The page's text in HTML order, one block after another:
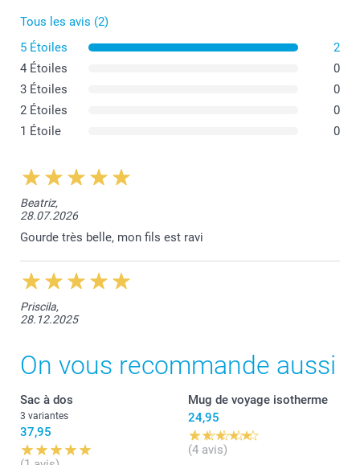
Tous les avis (2)
5 Étoiles
2
4 Étoiles
0
3 Étoiles
0
2 Étoiles
0
1 Étoile
0
Beatriz,
28.07.2026
Gourde très belle, mon fils est ravi
Priscila,
28.12.2025
On vous recommande aussi
Sac à dos
3 variantes
37,95
Mug de voyage isotherme
24,95
(4 avis)